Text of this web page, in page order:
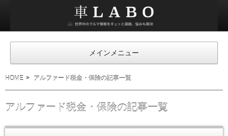
ラ
ボ
メインメニュー
HOME アルファード税金・保険の記事一覧
アルファード税金・保険の記事一覧